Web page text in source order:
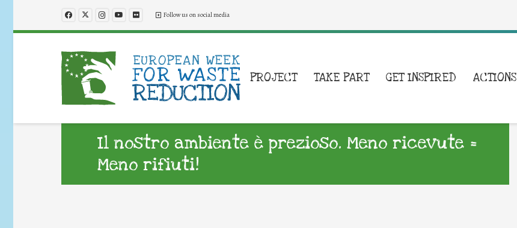
Follow us on social media
PROJECT TAKE PART GET INSPIRED ACTIONS
Il nostro ambiente è prezioso. Meno ricevute =
Meno rifiuti!